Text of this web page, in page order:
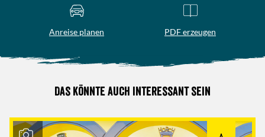
Anreise planen PDF erzeugen
Das könnte auch interessant sein